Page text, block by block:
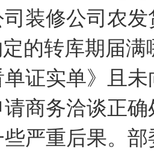
司装修公司农
的转库期届
证实单》且
商务洽谈正
严重后果。